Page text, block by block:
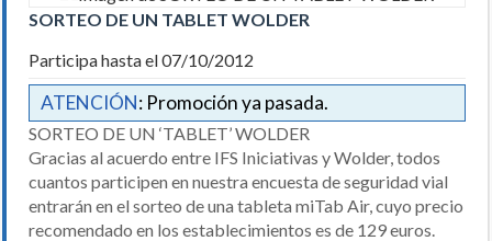
SORTEO DE UN TABLET WOLDER
Participa hasta el 07/10/2012
ATENCIÓN: Promoción ya pasada.
SORTEO DE UN ‘TABLET’ WOLDER
Gracias al acuerdo entre IFS Iniciativas y Wolder, todos
cuantos participen en nuestra encuesta de seguridad vial
entrarán en el sorteo de una tableta miTab Air, cuyo precio
recomendado en los establecimientos es de 129 euros.